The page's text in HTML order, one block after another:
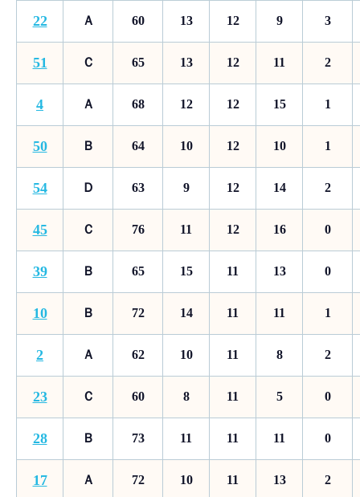
22 Ａ 60 13 12 9 3
51 Ｃ 65 13 12 11 2
4 Ａ 68 12 12 15 1
50 Ｂ 64 10 12 10 1
54 Ｄ 63 9 12 14 2
45 Ｃ 76 11 12 16 0
39 Ｂ 65 15 11 13 0
10 Ｂ 72 14 11 11 1
2 Ａ 62 10 11 8 2
23 Ｃ 60 8 11 5 0
28 Ｂ 73 11 11 11 0
17 Ａ 72 10 11 13 2